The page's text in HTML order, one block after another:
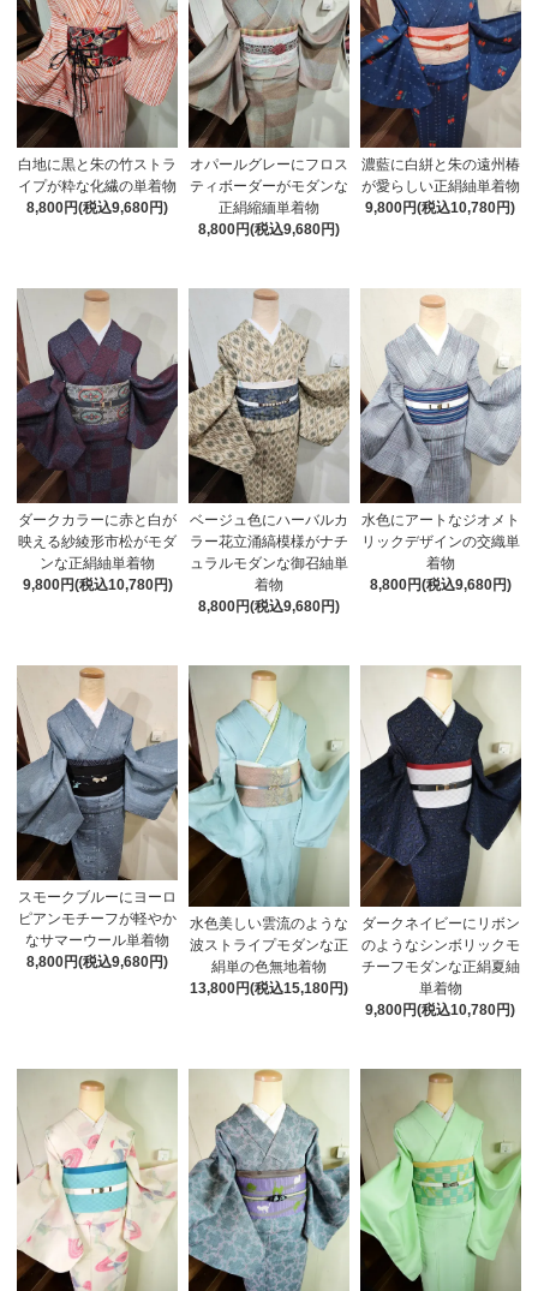
白地に黒と朱の竹ストラ
イプが粋な化繊の単着物
8,800円(税込9,680円)
オパールグレーにフロス
ティボーダーがモダンな
正絹縮緬単着物
8,800円(税込9,680円)
濃藍に白絣と朱の遠州椿
が愛らしい正絹紬単着物
9,800円(税込10,780円)
ダークカラーに赤と白が
映える紗綾形市松がモダ
ンな正絹紬単着物
9,800円(税込10,780円)
ベージュ色にハーバルカ
ラー花立涌縞模様がナチ
ュラルモダンな御召紬単
着物
8,800円(税込9,680円)
水色にアートなジオメト
リックデザインの交織単
着物
8,800円(税込9,680円)
スモークブルーにヨーロ
ピアンモチーフが軽やか
なサマーウール単着物
8,800円(税込9,680円)
水色美しい雲流のような
波ストライプモダンな正
絹単の色無地着物
13,800円(税込15,180円)
ダークネイビーにリボン
のようなシンボリックモ
チーフモダンな正絹夏紬
単着物
9,800円(税込10,780円)